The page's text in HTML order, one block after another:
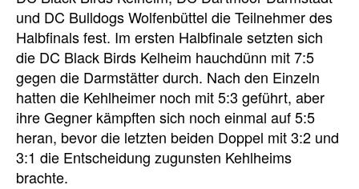
und DC Bulldogs Wolfenbüttel die Teilnehmer des
Halbfinals fest. Im ersten Halbfinale setzten sich
die DC Black Birds Kelheim hauchdünn mit 7:5
gegen die Darmstätter durch. Nach den Einzeln
hatten die Kehlheimer noch mit 5:3 geführt, aber
ihre Gegner kämpften sich noch einmal auf 5:5
heran, bevor die letzten beiden Doppel mit 3:2 und
3:1 die Entscheidung zugunsten Kehlheims
brachte.